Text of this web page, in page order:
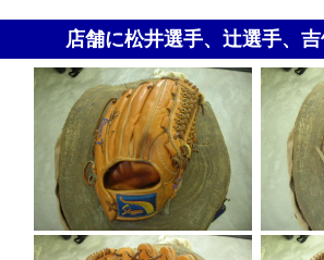
店舗に松井選手、辻選手、